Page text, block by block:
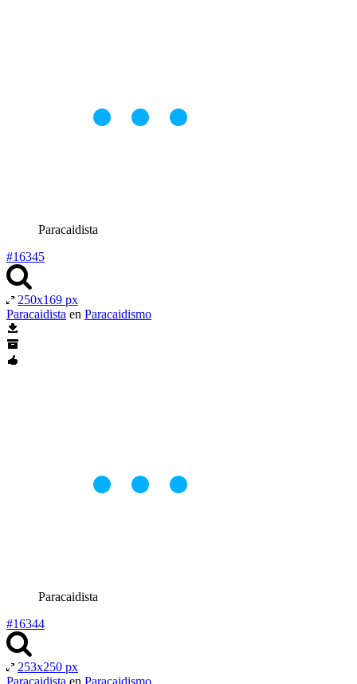
Paracaidista
#16345
250x169 px
Paracaidista en Paracaidismo
Paracaidista
#16344
253x250 px
Paracaidista en Paracaidismo